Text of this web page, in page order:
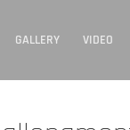
GALLERY VIDEO